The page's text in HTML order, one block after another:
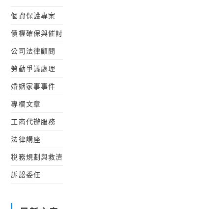
個資保護專案
債權確保與催討
公司法律顧問
勞動爭議處理
婚姻家事事件
專欄文章
工商代辦服務
法律講座
稅務規劃與救濟
訴訟委任